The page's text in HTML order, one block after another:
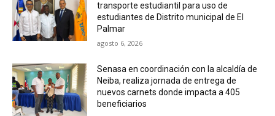
transporte estudiantil para uso de
estudiantes de Distrito municipal de El
Palmar
agosto 6, 2026
Senasa en coordinación con la alcaldía de
Neiba, realiza jornada de entrega de
nuevos carnets donde impacta a 405
beneficiarios